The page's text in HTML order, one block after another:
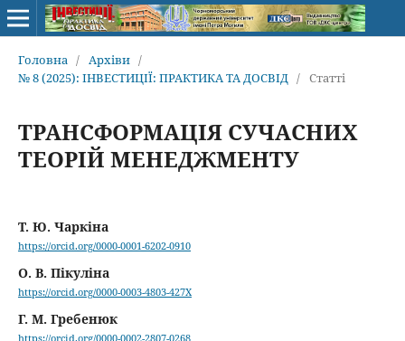
Головна / Архіви /
№ 8 (2025): ІНВЕСТИЦІЇ: ПРАКТИКА ТА ДОСВІД / Статті
ТРАНСФОРМАЦІЯ СУЧАСНИХ
ТЕОРІЙ МЕНЕДЖМЕНТУ
Т. Ю. Чаркіна
https://orcid.org/0000-0001-6202-0910
О. В. Пікуліна
https://orcid.org/0000-0003-4803-427X
Г. М. Гребенюк